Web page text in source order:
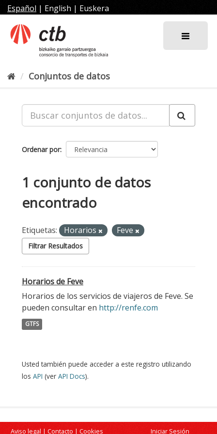
al
contenido
Español | English | Euskera
Conjuntos de datos
Ordenar por
1 conjunto de datos
encontrado
Etiquetas: Horarios Feve
Filtrar Resultados
Horarios de Feve
Horarios de los servicios de viajeros de Feve. Se
pueden consultar en http://renfe.com
GTFS
Usted también puede acceder a este registro utilizando
los API (ver API Docs).
Aviso legal | Contacto | Cookies Iniciar Sesión